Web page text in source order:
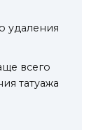
удаления
всего
татуажа